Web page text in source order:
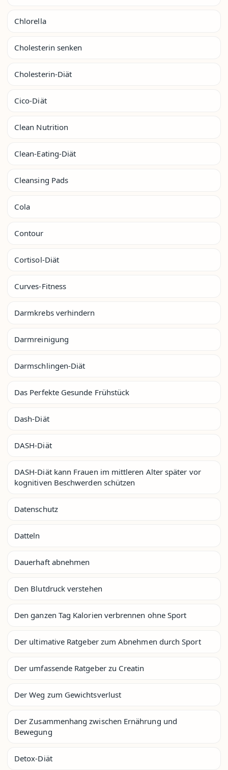
Chlorella
Cholesterin senken
Cholesterin-Diät
Cico-Diät
Clean Nutrition
Clean-Eating-Diät
Cleansing Pads
Cola
Contour
Cortisol-Diät
Curves-Fitness
Darmkrebs verhindern
Darmreinigung
Darmschlingen-Diät
Das Perfekte Gesunde Frühstück
Dash-Diät
DASH-Diät
DASH-Diät kann Frauen im mittleren Alter später vor
kognitiven Beschwerden schützen
Datenschutz
Datteln
Dauerhaft abnehmen
Den Blutdruck verstehen
Den ganzen Tag Kalorien verbrennen ohne Sport
Der ultimative Ratgeber zum Abnehmen durch Sport
Der umfassende Ratgeber zu Creatin
Der Weg zum Gewichtsverlust
Der Zusammenhang zwischen Ernährung und
Bewegung
Detox-Diät